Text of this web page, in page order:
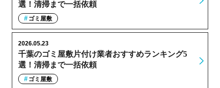
選！清掃まで一括依頼
ゴミ屋敷
千葉のゴミ屋敷片付け業者おすすめランキング5
選！清掃まで一括依頼
2026.05.23
ゴミ屋敷